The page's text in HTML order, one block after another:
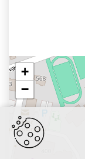
+
−